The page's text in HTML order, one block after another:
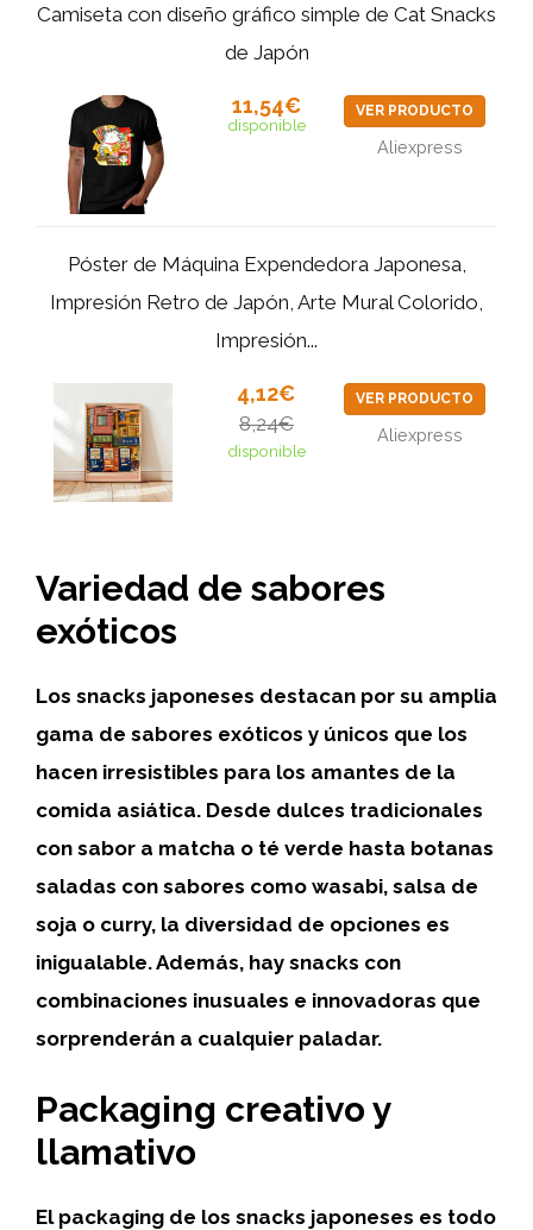
Camiseta con diseño gráfico simple de Cat Snacks
de Japón
11,54€
disponible
VER PRODUCTO
Aliexpress
Póster de Máquina Expendedora Japonesa,
Impresión Retro de Japón, Arte Mural Colorido,
Impresión...
4,12€
8,24€
disponible
VER PRODUCTO
Aliexpress
Variedad de sabores
exóticos
Los snacks japoneses destacan por su amplia
gama de sabores exóticos y únicos que los
hacen irresistibles para los amantes de la
comida asiática. Desde dulces tradicionales
con sabor a matcha o té verde hasta botanas
saladas con sabores como wasabi, salsa de
soja o curry, la diversidad de opciones es
inigualable. Además, hay snacks con
combinaciones inusuales e innovadoras que
sorprenderán a cualquier paladar.
Packaging creativo y
llamativo
El packaging de los snacks japoneses es todo